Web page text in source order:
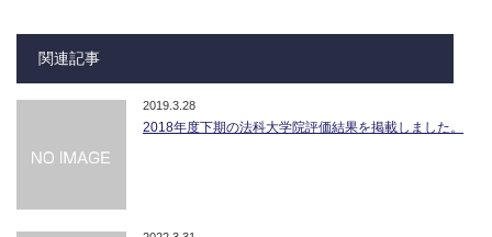
関連記事
2019.3.28
2018年度下期の法科大学院評価結果を掲載しました。